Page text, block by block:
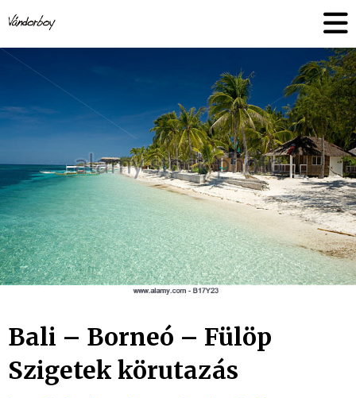
to
content
Bali – Borneó – Fülöp
Szigetek körutazás